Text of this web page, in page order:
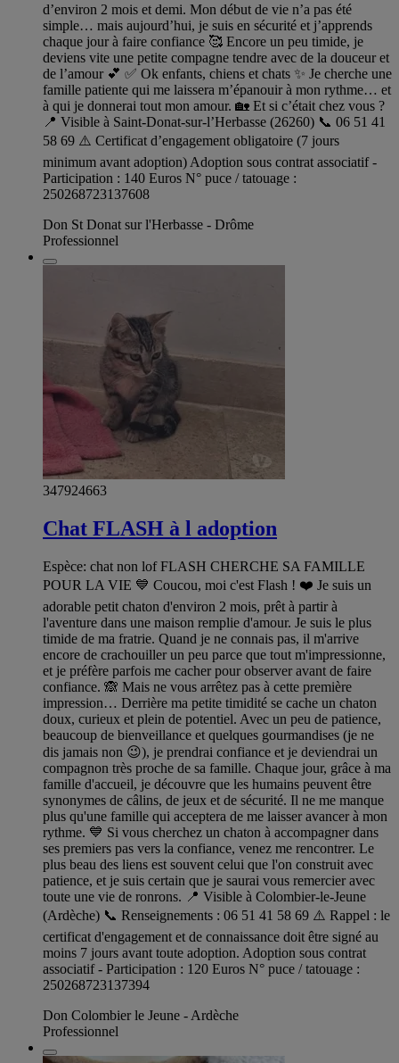
d’environ 2 mois et demi. Mon début de vie n’a pas été
simple… mais aujourd’hui, je suis en sécurité et j’apprends
chaque jour à faire confiance 🥰 Encore un peu timide, je
deviens vite une petite compagne tendre avec de la douceur et
de l’amour 💕 ✅ Ok enfants, chiens et chats ✨ Je cherche une
famille patiente qui me laissera m’épanouir à mon rythme… et
à qui je donnerai tout mon amour. 🏡 Et si c’était chez vous ?
📍 Visible à Saint-Donat-sur-l’Herbasse (26260) 📞 06 51 41
58 69 ⚠️ Certificat d’engagement obligatoire (7 jours
minimum avant adoption) Adoption sous contrat associatif -
Participation : 140 Euros N° puce / tatouage :
250268723137608
Don St Donat sur l'Herbasse - Drôme
Professionnel
347924663
Chat FLASH à l adoption
Espèce: chat non lof FLASH CHERCHE SA FAMILLE
POUR LA VIE 💙 Coucou, moi c'est Flash ! ❤️ Je suis un
adorable petit chaton d'environ 2 mois, prêt à partir à
l'aventure dans une maison remplie d'amour. Je suis le plus
timide de ma fratrie. Quand je ne connais pas, il m'arrive
encore de crachouiller un peu parce que tout m'impressionne,
et je préfère parfois me cacher pour observer avant de faire
confiance. 🙈 Mais ne vous arrêtez pas à cette première
impression… Derrière ma petite timidité se cache un chaton
doux, curieux et plein de potentiel. Avec un peu de patience,
beaucoup de bienveillance et quelques gourmandises (je ne
dis jamais non 😉), je prendrai confiance et je deviendrai un
compagnon très proche de sa famille. Chaque jour, grâce à ma
famille d'accueil, je découvre que les humains peuvent être
synonymes de câlins, de jeux et de sécurité. Il ne me manque
plus qu'une famille qui acceptera de me laisser avancer à mon
rythme. 💙 Si vous cherchez un chaton à accompagner dans
ses premiers pas vers la confiance, venez me rencontrer. Le
plus beau des liens est souvent celui que l'on construit avec
patience, et je suis certain que je saurai vous remercier avec
toute une vie de ronrons. 📍 Visible à Colombier-le-Jeune
(Ardèche) 📞 Renseignements : 06 51 41 58 69 ⚠️ Rappel : le
certificat d'engagement et de connaissance doit être signé au
moins 7 jours avant toute adoption. Adoption sous contrat
associatif - Participation : 120 Euros N° puce / tatouage :
250268723137394
Don Colombier le Jeune - Ardèche
Professionnel